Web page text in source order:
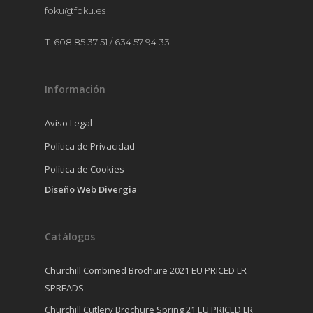
foku@foku.es
T. 608 85 37 51 / 634 57 94 33
Información
Aviso Legal
Política de Privacidad
Política de Cookies
Diseño Web Divergia
Catálogos
Churchill Combined Brochure 2021 EU PRICED LR
SPREADS
Churchill Cutlery Brochure Spring 21 EU PRICED LR